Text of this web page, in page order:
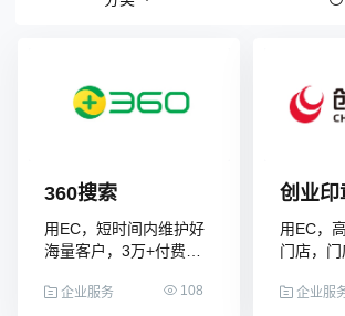
4001-365-665
购买咨询
360搜索
用EC，短时间内维护好
海量客户，3万+付费客
企业服务 108
创业印
用EC，
门店，门
企业服